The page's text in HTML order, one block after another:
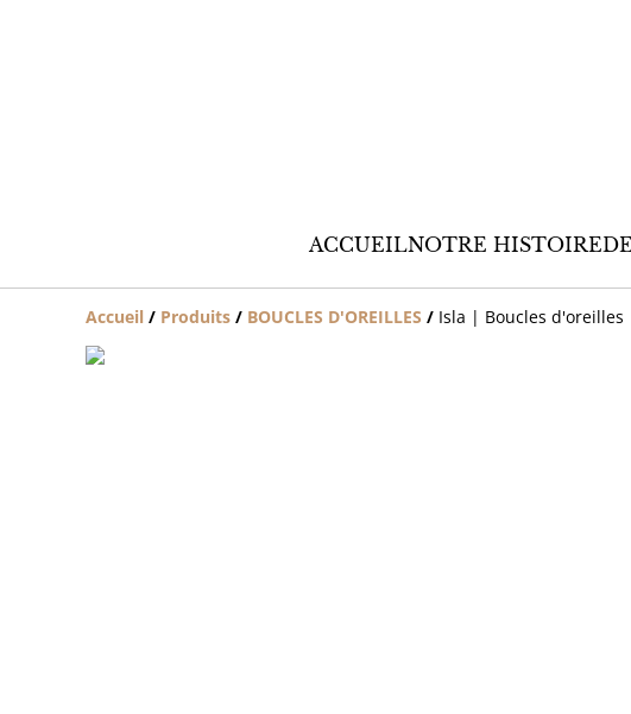
ACCUEILNOTRE HISTOIRE
Accueil / Produits / BOUCLES D'OREILLES / Isla | Boucles d'oreilles